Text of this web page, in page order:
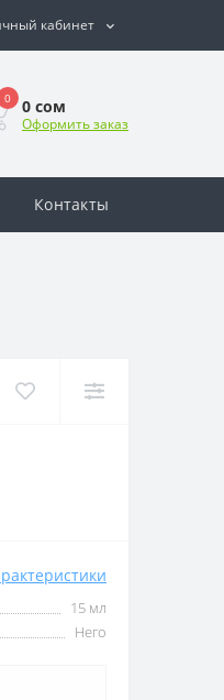
кабинет
0 0 сом
Оформить заказ
Контакты
15 мл
Него